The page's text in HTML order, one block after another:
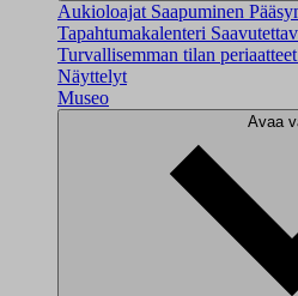
Aukioloajat Saapuminen
Tapahtumakalenteri
Turvallisemman tilan periaatteet
Näyttelyt
Museo
Avaa